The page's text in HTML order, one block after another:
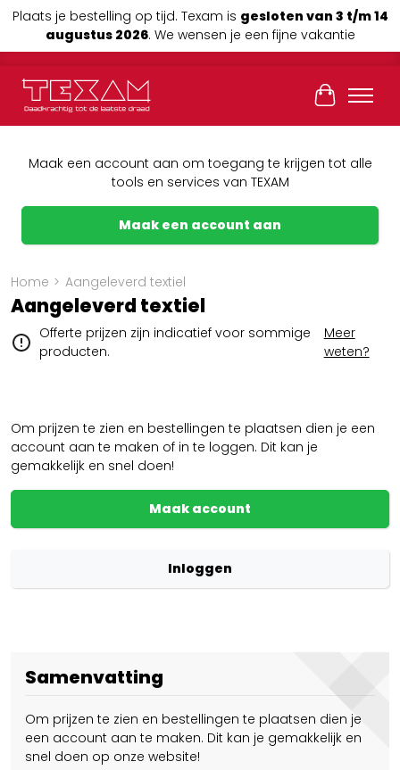
Plaats je bestelling op tijd. Texam is gesloten van 3 t/m 14
augustus 2026. We wensen je een fijne vakantie
Maak een account aan om toegang te krijgen tot alle
tools en services van TEXAM
Maak een account aan
Home > Aangeleverd textiel
Aangeleverd textiel
Offerte prijzen zijn indicatief voor sommige
producten.
Meer
weten?
Om prijzen te zien en bestellingen te plaatsen dien je een
account aan te maken of in te loggen. Dit kan je
gemakkelijk en snel doen!
Maak account
Inloggen
Samenvatting
Om prijzen te zien en bestellingen te plaatsen dien je
een account aan te maken. Dit kan je gemakkelijk en
snel doen op onze website!